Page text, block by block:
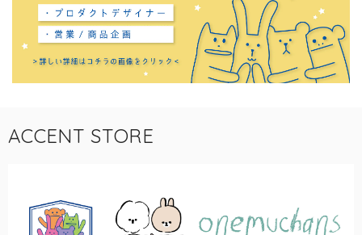
ACCENT STORE